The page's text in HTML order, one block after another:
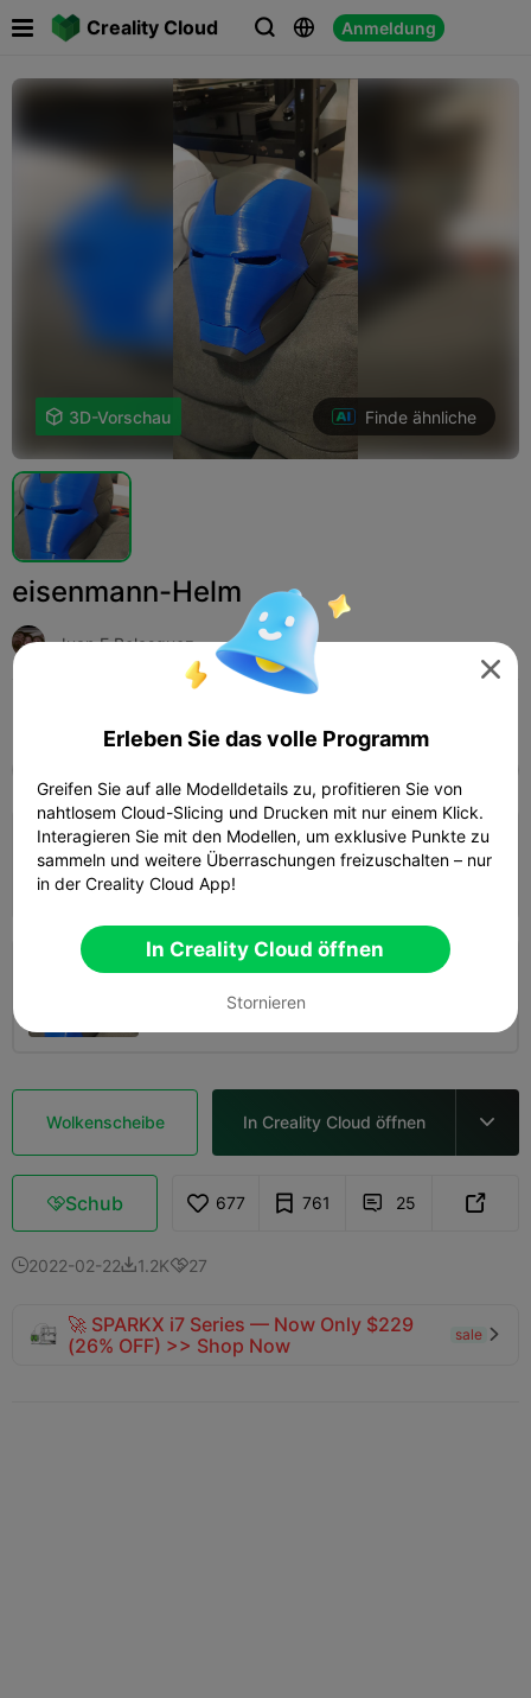
Creality Cloud   Anmeldung

 3D-Vorschau Finde ähnliche
eisenmann-Helm
Juan E Belasquez
0.2mm layer, 2 walls, 15% infill
 1d 0h
0.2mm layer, 2 walls, 15% infill
20h 47m 
Wolkenscheibe In Creality Cloud öffnen 
Schub 677 761  25 
2022-02-221.2K27
🚀 SPARKX i7 Series — Now Only $229
(26% OFF) >> Shop Now
sale 

Erleben Sie das volle Programm
Greifen Sie auf alle Modelldetails zu, profitieren Sie von
nahtlosem Cloud-Slicing und Drucken mit nur einem Klick.
Interagieren Sie mit den Modellen, um exklusive Punkte zu
sammeln und weitere Überraschungen freizuschalten – nur
in der Creality Cloud App!
In Creality Cloud öffnen
Stornieren